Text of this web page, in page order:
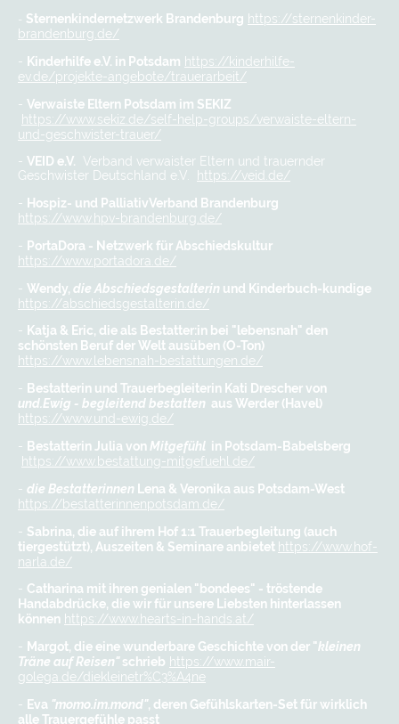
- Sternenkindernetzwerk Brandenburg https://sternenkinder-
brandenburg.de/
- Kinderhilfe e.V. in Potsdam https://kinderhilfe-
ev.de/projekte-angebote/trauerarbeit/
- Verwaiste Eltern Potsdam im SEKIZ
https://www.sekiz.de/self-help-groups/verwaiste-eltern-
und-geschwister-trauer/
- VEID e.V.
Verband verwaister Eltern und trauernder
Geschwister Deutschland e.V.
https://veid.de/
- Hospiz- und PalliativVerband Brandenburg
https://www.hpv-brandenburg.de/
- PortaDora - Netzwerk für Abschiedskultur
https://www.portadora.de/
- Wendy, die Abschiedsgestalterin und Kinderbuch-kundige
https://abschiedsgestalterin.de/
- Katja & Eric, die als Bestatter:in bei "lebensnah" den
schönsten Beruf der Welt ausüben (O-Ton)
https://www.lebensnah-bestattungen.de/
- Bestatterin und Trauerbegleiterin Kati Drescher von
und.Ewig - begleitend bestatten aus Werder (Havel)
https://www.und-ewig.de/
- Bestatterin Julia von Mitgefühl in Potsdam-Babelsberg
https://www.bestattung-mitgefuehl.de/
- die Bestatterinnen Lena & Veronika aus Potsdam-West
https://bestatterinnenpotsdam.de/
- Sabrina, die auf ihrem Hof 1:1 Trauerbegleitung (auch
tiergestützt), Auszeiten & Seminare anbietet https://www.hof-
narla.de/
- Catharina mit ihren genialen "bondees" - tröstende
Handabdrücke, die wir für unsere Liebsten hinterlassen
können https://www.hearts-in-hands.at/
- Margot, die eine wunderbare Geschichte von der "kleinen
Träne auf Reisen"schrieb https://www.mair-
golega.de/diekleinetr%C3%A4ne
- Eva "momo.im.mond", deren Gefühlskarten-Set für wirklich
alle Trauergefühle passt